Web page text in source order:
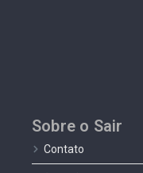
Sobre o Sair
Contato